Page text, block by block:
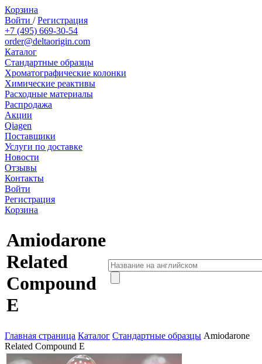
Корзина
Войти /Регистрация
+7 (495) 669-30-54
order@deltaorigin.com
Каталог
Стандартные образцы
Хроматографические колонки
Химические реактивы
Расходные материалы
Распродажа
Акции
Qiagen
Поставщики
Услуги по доставке
Новости
Отзывы
Контакты
Войти
Регистрация
Корзина
Amiodarone
Related
Compound
E
Главная страница Каталог Стандартные образцы Amiodarone
Related Compound E